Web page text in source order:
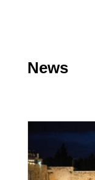
News